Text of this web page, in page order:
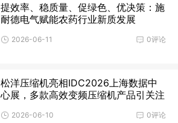
提效率、稳质量、促绿色、优决策：施
耐德电气赋能农药行业新质发展
0评论
2026-06-11
松洋压缩机亮相IDC2026上海数据中
心展，多款高效变频压缩机产品引关注
0评论
2026-06-10